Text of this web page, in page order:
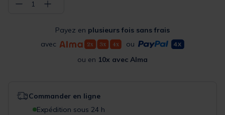
− 1 +
Payez en plusieurs fois sans frais
avec
ou
ou en 10x avec Alma
Commander en ligne
Expédition sous 24 h